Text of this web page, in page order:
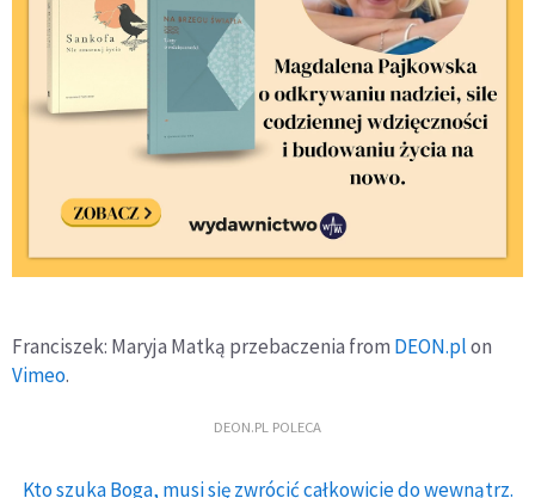
Franciszek: Maryja Matką przebaczenia from DEON.plon
Vimeo.
DEON.PL POLECA
Kto szuka Boga, musi się zwrócić całkowicie do wewnątrz.